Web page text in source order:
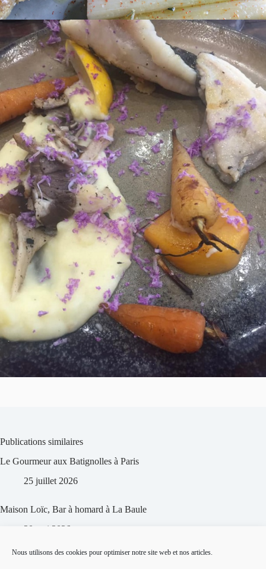
Nous utilisons des cookies pour optimiser notre site web et nos articles.
Publications similaires
Le Gourmeur aux Batignolles à Paris
25 juillet 2026
Maison Loïc, Bar à homard à La Baule
20 mai 2026
Test Les Frérots, restaurant de burgers aux Batignolles à